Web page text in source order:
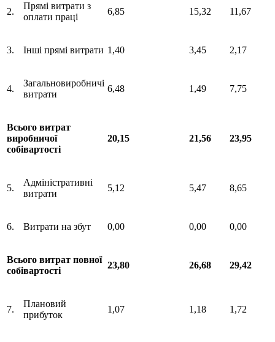
2.
Прямі витрати з
оплати праці
6,85 15,32 11,67
3. Інші прямі витрати 1,40 3,45 2,17
4.
Загальновиробничі
витрати
6,48 1,49 7,75
Всього витрат
виробничої
собівартості
20,15 21,56 23,95
5.
Адміністративні
витрати
5,12 5,47 8,65
6. Витрати на збут 0,00 0,00 0,00
Всього витрат повної
собівартості
23,80 26,68 29,42
7.
Плановий
прибуток
1,07 1,18 1,72